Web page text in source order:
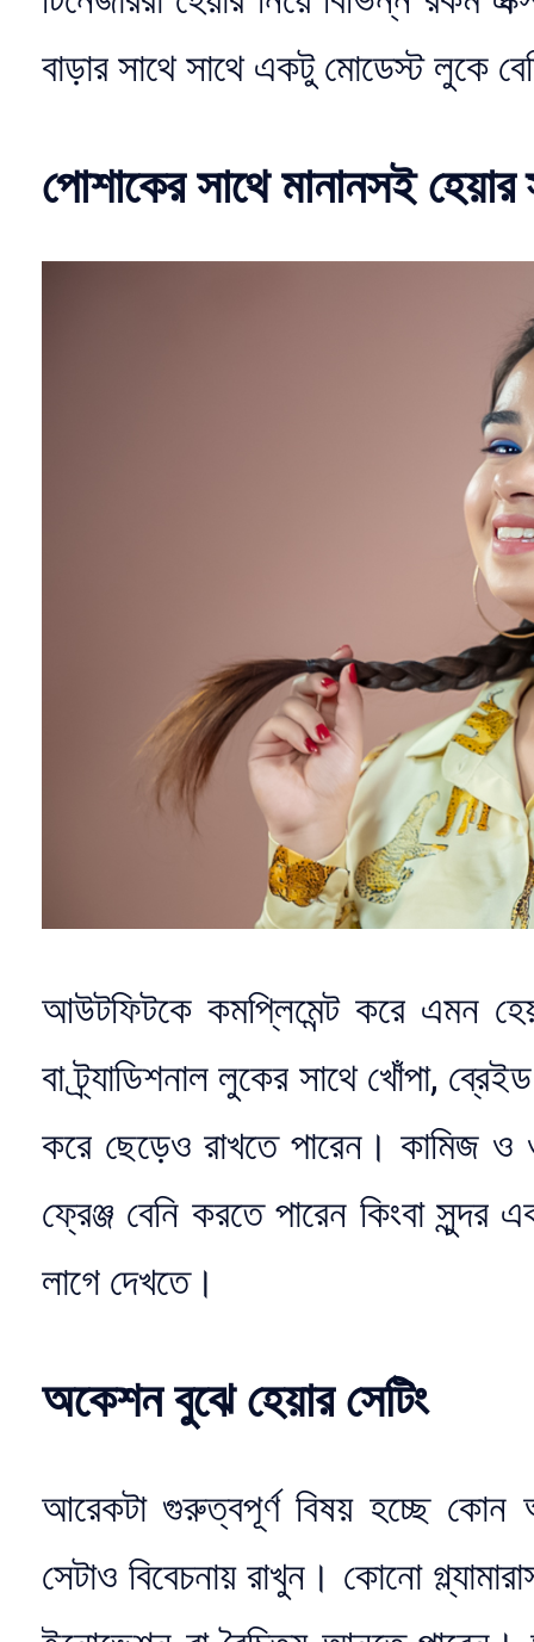
বাড়ার সাথে সাথে একটু মোডেস্ট লুকে
পোশাকের সাথে মানানসই
আউটফিটকে কমপ্লিমেন্ট করে এমন
বাট্র্যাডিশনাল লুকের সাথে খোঁপা,
করে ছেড়েও রাখতে পারেন। কামিজ ও
ফ্রেঞ্জ বেনি করতে পারেন কিংবা
লাগে দেখতে।
অকেশন বুঝে হেয়ার সেটিং
আরেকটা গুরুত্বপূর্ণ বিষয় হচ্ছে কোন
সেটাও বিবেচনায় রাখুন। কোনো